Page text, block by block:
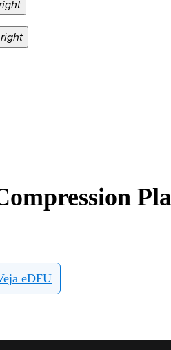
eDFU